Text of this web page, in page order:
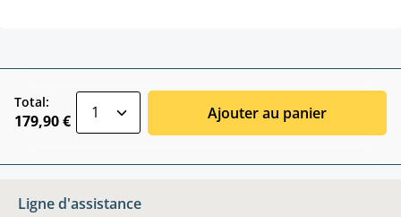
Total:
179,90 € Ajouter au panier
Ligne d'assistance